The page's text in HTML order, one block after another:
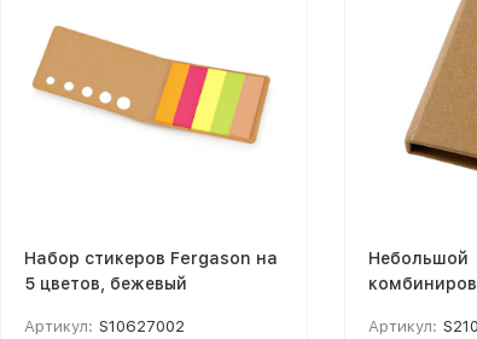
Набор стикеров Fergason на
5 цветов, бежевый
Артикул: S10627002
Небольшой
Артикул: